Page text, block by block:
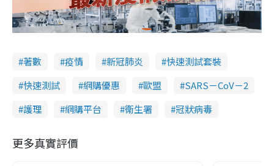
著數 疫情 新冠肺炎
快速測試套裝
快速測試
網購優惠 歐盟
SARS－CoV－2
護理
網購平台 衞生署 冠狀病毒
更多真實評價